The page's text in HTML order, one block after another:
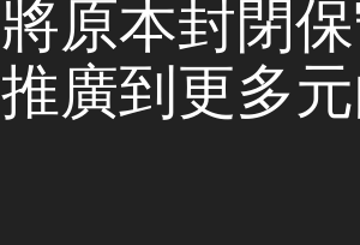
將原本封閉
推廣到更多